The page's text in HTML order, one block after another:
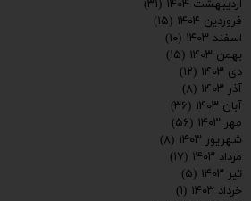
اردیبهشت ۱۴۰۴
(۳۱)
فروردین ۱۴۰۴
(۱۵)
اسفند ۱۴۰۳
(۱۰)
بهمن ۱۴۰۳
(۱۵)
دی ۱۴۰۳
(۱۲)
آذر ۱۴۰۳
(۸)
آبان ۱۴۰۳
(۳۶)
مهر ۱۴۰۳
(۵۶)
شهریور ۱۴۰۳
(۸)
مرداد ۱۴۰۳
(۱۷)
تیر ۱۴۰۳
(۵)
خرداد ۱۴۰۳
(۱)